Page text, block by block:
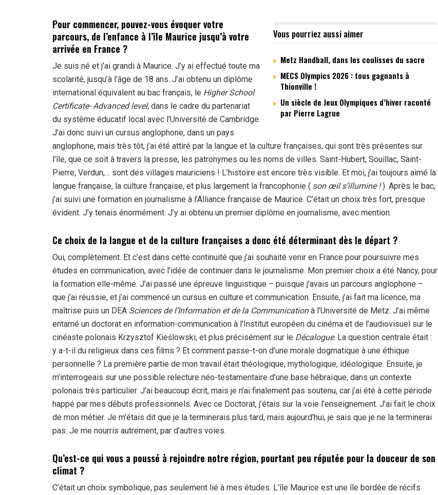
Vous pourriez aussi aimer
Metz Handball, dans les coulisses du sacre
MECS Olympics 2026 : tous gagnants à
Thionville !
Un siècle de Jeux Olympiques d’hiver raconté
par Pierre Lagrue
Pour commencer, pouvez-vous évoquer votre
parcours, de l’enfance à l’île Maurice jusqu’à votre
arrivée en France ?
Je suis né et j’ai grandi à Maurice. J’y ai effectué toute ma
scolarité, jusqu’à l’âge de 18 ans. J’ai obtenu un diplôme
international équivalent au bac français, le Higher School
Certificate- Advanced level, dans le cadre du partenariat
du système éducatif local avec l’Université de Cambridge.
J’ai donc suivi un cursus anglophone, dans un pays
anglophone, mais très tôt, j’ai été attiré par la langue et la culture françaises, qui sont très présentes sur
l’île, que ce soit à travers la presse, les patronymes ou les noms de villes. Saint-Hubert, Souillac, Saint-
Pierre, Verdun,… sont des villages mauriciens ! L’histoire est encore très visible. Et moi, j’ai toujours aimé la
langue française, la culture française, et plus largement la francophonie ( son œil s’illumine !). Après le bac,
j’ai suivi une formation en journalisme à l’Alliance française de Maurice. C’était un choix très fort, presque
évident. J’y tenais énormément. J’y ai obtenu un premier diplôme en journalisme, avec mention.
Ce choix de la langue et de la culture françaises a donc été déterminant dès le départ ?
Oui, complètement. Et c’est dans cette continuité que j’ai souhaité venir en France pour poursuivre mes
études en communication, avec l’idée de continuer dans le journalisme. Mon premier choix a été Nancy, pour
la formation elle-même. J’ai passé une épreuve linguistique – puisque j’avais un parcours anglophone –
que j’ai réussie, et j’ai commencé un cursus en culture et communication. Ensuite, j’ai fait ma licence, ma
maîtrise puis un DEA Sciences de l’Information et de la Communicationà l’Université de Metz. J’ai même
entamé un doctorat en information-communication à l’Institut européen du cinéma et de l’audiovisuel sur le
cinéaste polonais Krzysztof Kieślowski, et plus précisément sur le Décalogue. La question centrale était :
y a-t-il du religieux dans ces films ? Et comment passe-t-on d’une morale dogmatique à une éthique
personnelle ? La première partie de mon travail était théologique, mythologique, idéologique. Ensuite, je
m’interrogeais sur une possible relecture néo-testamentaire d’une base hébraïque, dans un contexte
polonais très particulier. J’ai beaucoup écrit, mais je n’ai finalement pas soutenu, car j’ai été à cette période
happé par mes débuts professionnels. Avec ce Doctorat, j’étais sur la voie l’enseignement. J’ai fait le choix
de mon métier. Je m’étais dit que je la terminerais plus tard, mais aujourd’hui, je sais que je ne la terminerai
pas. Je me nourris autrement, par d’autres voies.
Qu’est-ce qui vous a poussé à rejoindre notre région, pourtant peu réputée pour la douceur de son
climat ?
C’était un choix symbolique, pas seulement lié à mes études. L’île Maurice est une île bordée de récifs